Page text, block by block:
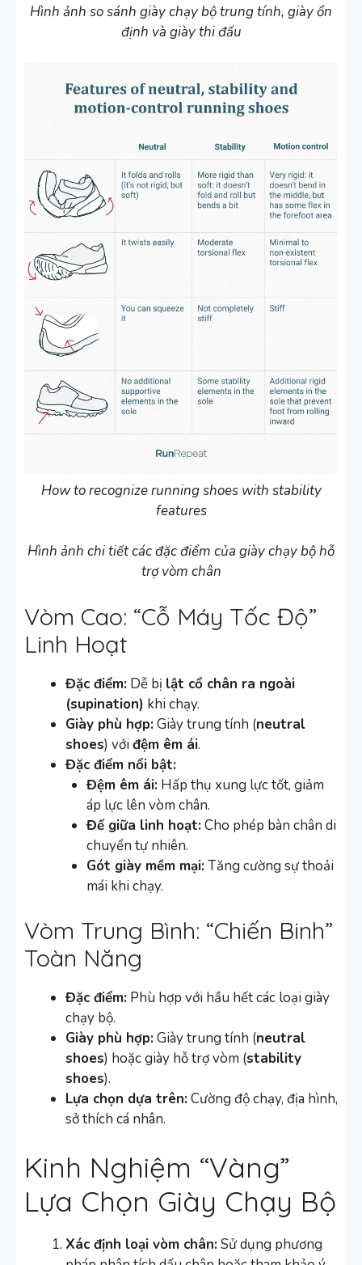
Hình ảnh so sánh giày chạy bộ trung tính, giày ổn
định và giày thi đấu
How to recognize running shoes with stability
features
Hình ảnh chi tiết các đặc điểm của giày chạy bộ hỗ
trợ vòm chân
Vòm Cao: “Cỗ Máy Tốc Độ”
Linh Hoạt
Đặc điểm: Dễ bị lật cổ chân ra ngoài
(supination) khi chạy.
Giày phù hợp:Giày trung tính (neutral
shoes) vớiđệm êm ái.
Đặc điểm nổi bật:
Đệm êm ái:Hấp thụ xung lực tốt, giảm
áp lực lên vòm chân.
Đế giữa linh hoạt:Cho phép bàn chân di
chuyển tự nhiên.
Gót giày mềm mại:Tăng cường sự thoải
mái khi chạy.
Vòm Trung Bình: “Chiến Binh”
Toàn Năng
Đặc điểm: Phù hợp với hầu hết các loại giày
chạy bộ.
Giày phù hợp:Giày trung tính (neutral
shoes) hoặc giày hỗ trợ vòm (stability
shoes).
Lựa chọn dựa trên:Cường độ chạy, địa hình,
sở thích cá nhân.
Kinh Nghiệm “Vàng”
Lựa Chọn Giày Chạy Bộ
Xác định loại vòm chân:Sử dụng phương